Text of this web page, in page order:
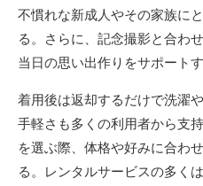
不慣れな新成人やその家族に
る。さらに、記念撮影と合わ
当日の思い出作りをサポート
着用後は返却するだけで洗濯
手軽さも多くの利用者から支
を選ぶ際、体格や好みに合わ
る。レンタルサービスの多く